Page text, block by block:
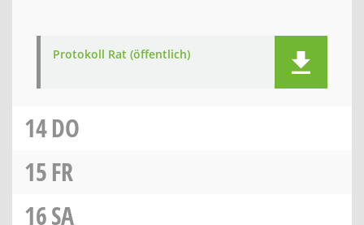
Protokoll Rat (öffentlich)
14DO
15FR
16SA